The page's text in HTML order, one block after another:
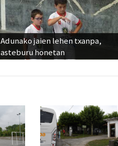
Adunako jaien lehen txanpa,
asteburu honetan